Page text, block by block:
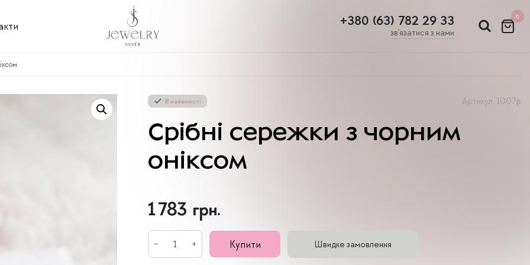
+380 (63) 782 29 33
зв'язатися з нами
0
В наявності Артикул: 1007р
Срібні сережки з чорним
оніксом
1 783 грн.
Срібні
Купити Швидке замовлення